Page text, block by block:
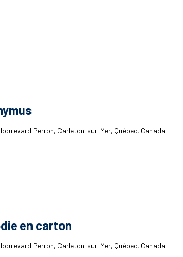
Perron, Carleton-sur-Mer, Québec, Canada
en carton
Perron, Carleton-sur-Mer, Québec, Canada